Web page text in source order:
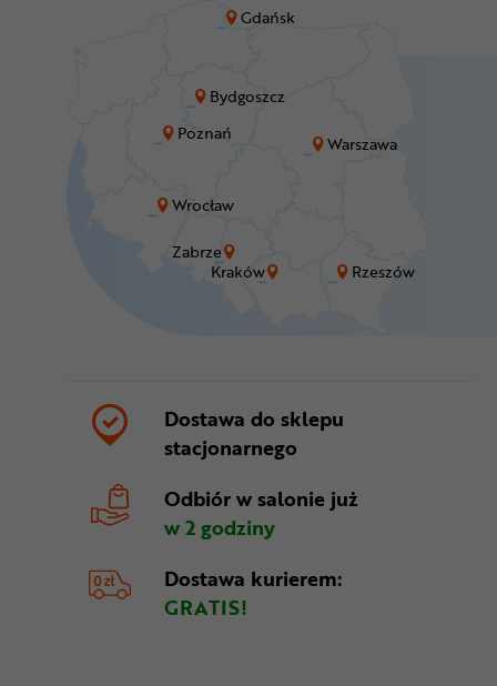
Bydgoszcz
Gdańsk
Kraków
Poznań
Rzeszów
Warszawa
Wrocław
Zabrze
Dostawa do sklepu
stacjonarnego
Odbiór w salonie już
w 2 godziny
Dostawa kurierem:
GRATIS!